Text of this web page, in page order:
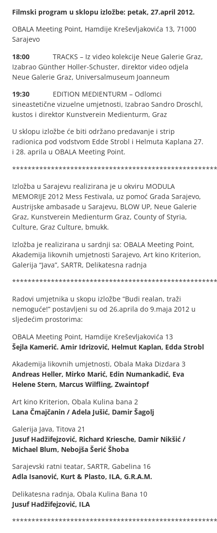
Filmski program u sklopu izložbe: petak, 27.april 2012.
OBALA Meeting Point, Hamdije Kreševljakovića 13, 71000
Sarajevo
18:00 TRACKS – Iz video kolekcije Neue Galerie Graz,
Izabrao Günther Holler-Schuster, direktor video odjela
Neue Galerie Graz, Universalmuseum Joanneum
19:30 EDITION MEDIENTURM – Odlomci
sineastetične vizuelne umjetnosti, Izabrao Sandro Droschl,
kustos i direktor Kunstverein Medienturm, Graz
U sklopu izložbe će biti održano predavanje i strip
radionica pod vodstvom Edde Strobl i Helmuta Kaplana 27.
i 28. aprila u OBALA Meeting Point.
Izložba u Sarajevu realizirana je u okviru MODULA
MEMORIJE 2012 Mess Festivala, uz pomoć Grada Sarajevo,
Austrijske ambasade u Sarajevu, BLOW UP, Neue Galerie
Graz, Kunstverein Medienturm Graz, County of Styria,
Culture, Graz Culture, bmukk.
Izložba je realizirana u sardnji sa: OBALA Meeting Point,
Akademija likovnih umjetnosti Sarajevo, Art kino Kriterion,
Galerija “Java”, SARTR, Delikatesna radnja
Radovi umjetnika u skopu izložbe “Budi realan, traži
nemoguće!” postavljeni su od 26.aprila do 9.maja 2012 u
sljedećim prostorima:
OBALA Meeting Point, Hamdije Kreševljakovića 13
Šejla Kamerić. Amir Idrizović, Helmut Kaplan, Edda Strobl
Akademija likovnih umjetnosti, Obala Maka Dizdara 3
Andreas Heller, Mirko Marić, Edin Numankadić, Eva
Helene Stern, Marcus Wilfling, Zwaintopf
Art kino Kriterion, Obala Kulina bana 2
Lana Čmajčanin / Adela Jušić, Damir Šagolj
Galerija Java, Titova 21
Jusuf Hadžifejzović, Richard Kriesche, Damir Nikšić /
Michael Blum, Nebojša Šerić Šhoba
Sarajevski ratni teatar, SARTR, Gabelina 16
Adla Isanović, Kurt & Plasto, ILA, G.R.A.M.
Delikatesna radnja, Obala Kulina Bana 10
Jusuf Hadžifejzović, ILA